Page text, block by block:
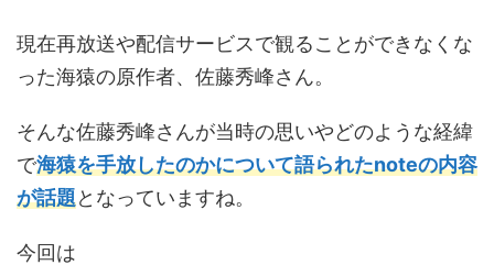
現在再放送や配信サービスで観ることができなくな
った海猿の原作者、佐藤秀峰さん。
そんな佐藤秀峰さんが当時の思いやどのような経緯
で海猿を手放したのかについて語られたnoteの内容
が話題となっていますね。
今回は